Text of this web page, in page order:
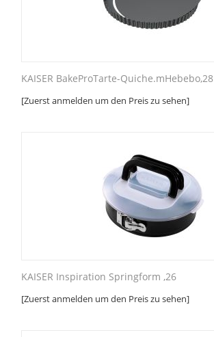
KAISER BakeProTarte-Quiche.mHebebo,28
[Zuerst anmelden um den Preis zu sehen]
KAISER Inspiration Springform ,26
[Zuerst anmelden um den Preis zu sehen]